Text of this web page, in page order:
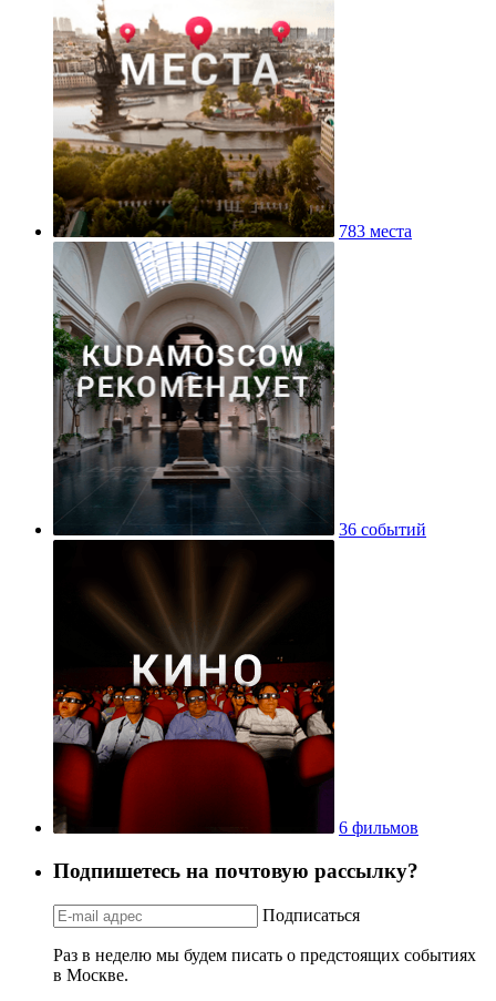
783 места
36 событий
6 фильмов
Подпишетесь на почтовую рассылку?
Подписаться
Раз в неделю мы будем писать о предстоящих событиях
в Москве.